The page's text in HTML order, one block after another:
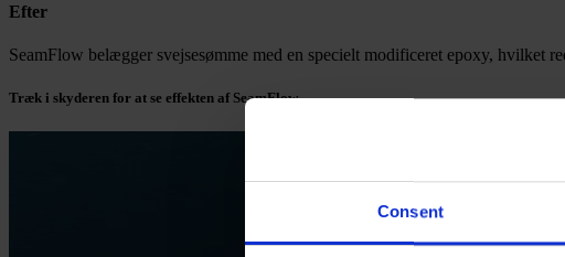
Consent
Efter
SeamFlow belægger svejsesømme med en specielt modificeret epoxy, hvilket
Træk i skyderen for at se effekten af SeamFlow.